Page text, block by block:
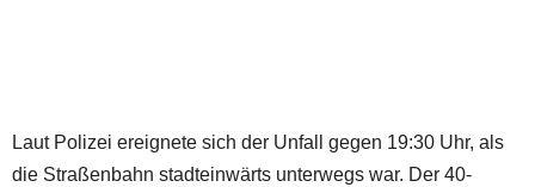
Laut Polizei ereignete sich der Unfall gegen 19:30 Uhr, als
die Straßenbahn stadteinwärts unterwegs war. Der 40-